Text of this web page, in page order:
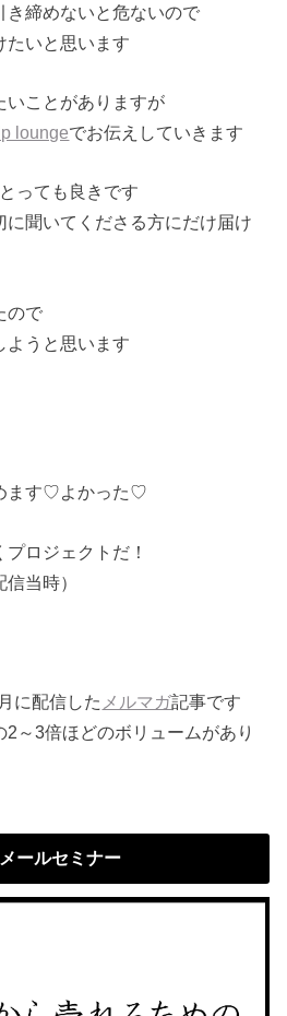
き締めないと危ないので
たいと思います
いことがありますが
loungeでお伝えしていきます
っても良きです
聞いてくださる方にだけ届け
ので
ようと思います
ます♡よかった♡
ロジェクトだ！
当時）
に配信した メルマガ記事です
～3倍ほどのボリュームがあり
ールセミナー